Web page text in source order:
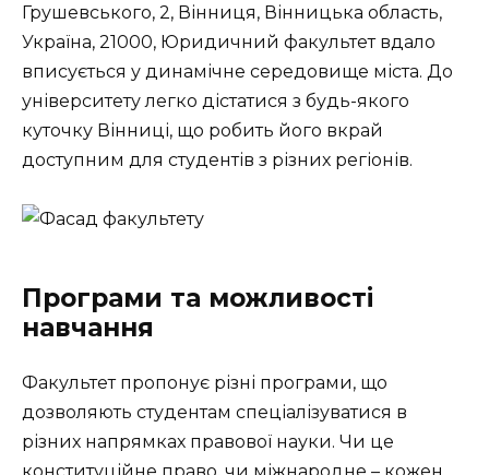
Грушевського, 2, Вінниця, Вінницька область,
Україна, 21000, Юридичний факультет вдало
вписується у динамічне середовище міста. До
університету легко дістатися з будь-якого
куточку Вінниці, що робить його вкрай
доступним для студентів з різних регіонів.
Програми та можливості
навчання
Факультет пропонує різні програми, що
дозволяють студентам спеціалізуватися в
різних напрямках правової науки. Чи це